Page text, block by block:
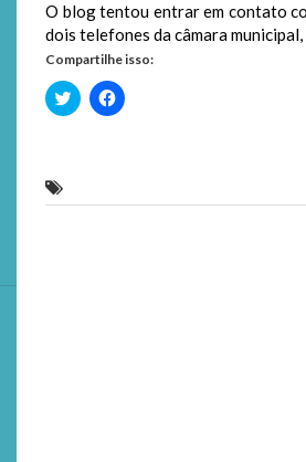
O blog tentou entrar em contato
dois telefones da câmara
Compartilhe isso:
Clique
para
Clique
para